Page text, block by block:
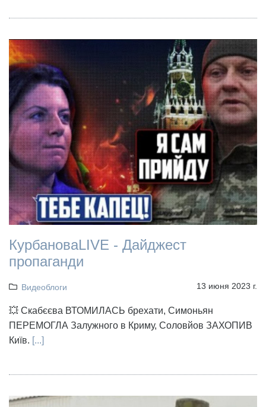
КурбановаLIVE - Дайджест
пропаганди
Видеоблоги 13 июня 2023 г.
💥 Скабєєва ВТОМИЛАСЬ брехати, Симоньян
ПЕРЕМОГЛА Залужного в Криму, Соловйов ЗАХОПИВ
Київ. [...]